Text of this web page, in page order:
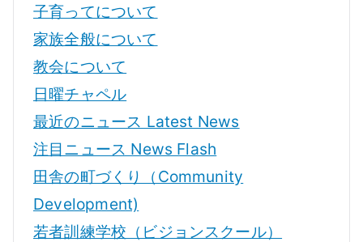
子育ってについて
家族全般について
教会について
日曜チャペル
最近のニュース Latest News
注目ニュース News Flash
田舎の町づくり（Community
Development)
若者訓練学校（ビジョンスクール）